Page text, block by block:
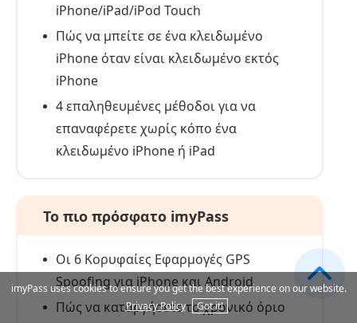
iPhone/iPad/iPod Touch
Πώς να μπείτε σε ένα κλειδωμένο
iPhone όταν είναι κλειδωμένο εκτός
iPhone
4 επαληθευμένες μέθοδοι για να
επαναφέρετε χωρίς κόπο ένα
κλειδωμένο iPhone ή iPad
Το πιο πρόσφατο imyPass
Οι 6 Κορυφαίες Εφαρμογές GPS
Spoofing για iPhone και Android
Πώς να καταργήσετε το χρονικό όριο
imyPass uses cookies to ensure you get the best experience on our website.
Privacy Policy
Got it!